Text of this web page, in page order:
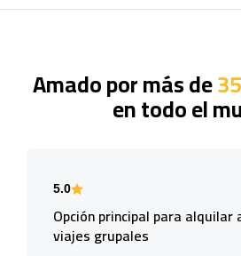
Amado por más de
en todo el
5.0
Opción principal para
viajes grupales